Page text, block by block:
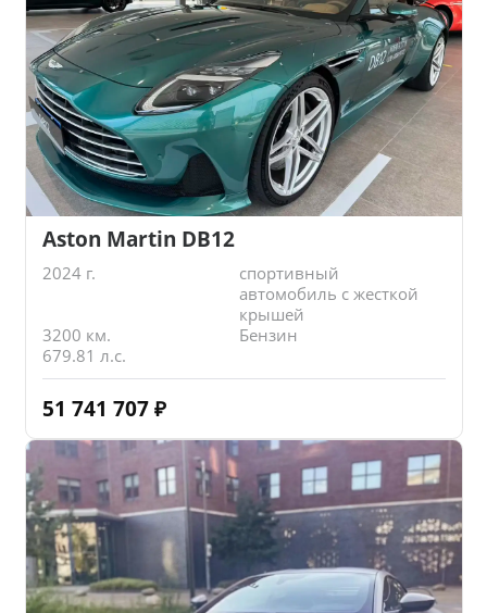
Aston Martin DB12
2024 г.
спортивный
автомобиль с жесткой
крышей
3200 км.
Бензин
679.81 л.с.
51 741 707 ₽